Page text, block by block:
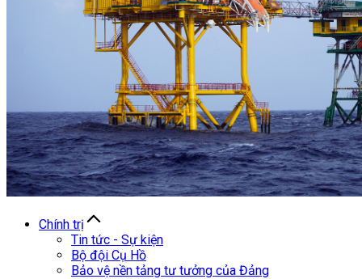
Chính trị
Tin tức - Sự kiện
Bộ đội Cụ Hồ
Bảo vệ nền tảng tư tưởng của Đảng